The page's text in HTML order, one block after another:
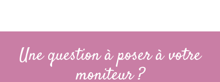
Une question à poser à votre
moniteur ?